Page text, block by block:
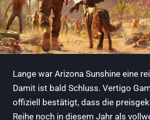
Lange war Arizona Sunshine eine
Damit ist bald Schluss. Vertigo
offiziell bestätigt, dass die
Reihe noch in diesem Jahr als